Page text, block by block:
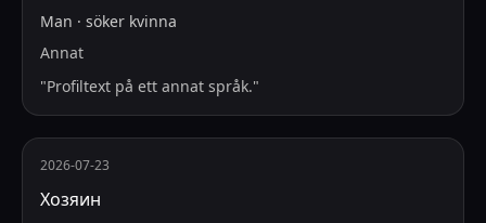
Man · söker kvinna
Annat
"Profiltext på ett annat språk."
2026-07-23
Хозяин